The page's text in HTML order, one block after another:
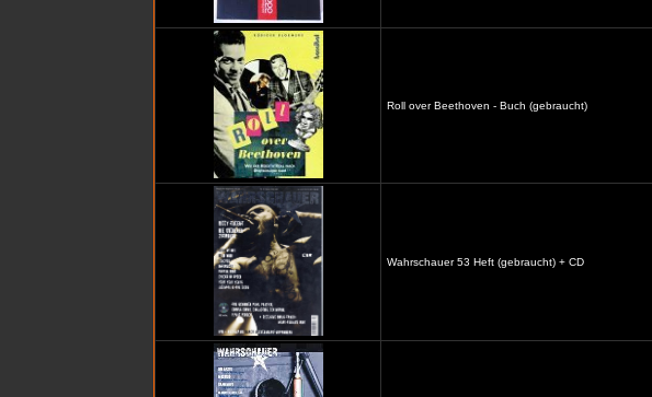
Roll over Beethoven - Buch (gebraucht)
Wahrschauer 53 Heft (gebraucht) + CD